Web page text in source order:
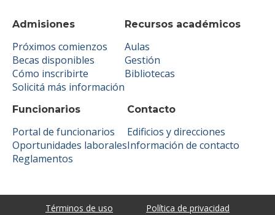
Admisiones
Próximos comienzos
Becas disponibles
Cómo inscribirte
Solicitá más información
Recursos académicos
Aulas
Gestión
Bibliotecas
Funcionarios
Portal de funcionarios
Oportunidades laborales
Reglamentos
Contacto
Edificios y direcciones
Información de contacto
Términos de uso Política de privacidad